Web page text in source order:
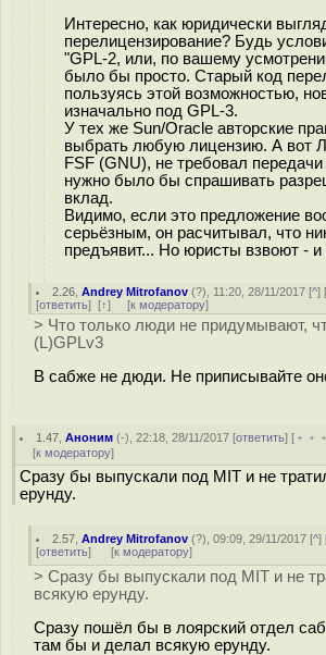
Интересно, как юридически
перелицензирование? Будь
"GPL-2, или, по вашему
было бы просто. Старый код
пользуясь этой возможностью,
изначально под GPL-3.
У тех же Sun/Oracle авторские
выбрать любую лицензию. А вот
FSF (GNU), не требовал передачи
нужно было бы спрашивать
вклад.
Видимо, если это предложение
серьёзным, он расчитывал, что
предъявит... Но юристы взвоют -
2.26 ,Andrey Mitrofanov (?), 11:20, 28/11/2017 [^]
[ответить] [↑] [к модератору]
> Что только люди не придумывают,
(L)GPLv3
В сабже не дюди. Не приписывайте
1.47 ,Аноним (-), 22:18, 28/11/2017 [ответить] [
[к модератору]
Сразу бы выпускали под MIT и не
ерунду.
2.57 ,Andrey Mitrofanov (?), 09:09, 29/11/2017 [^]
[ответить] [к модератору]
> Сразу бы выпускали под MIT и не
всякую ерунду.
Сразу пошёл бы в лоярский отдел
там бы и делал всякую ерунду.